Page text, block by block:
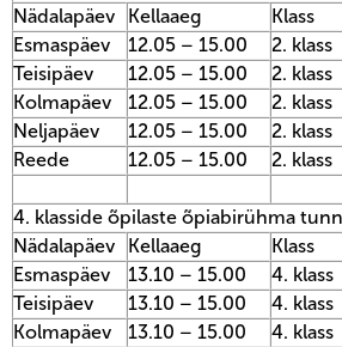
Nädalapäev
Kellaaeg Klass
Esmaspäev
12.05 – 15.00 2. klass
Teisipäev
12.05 – 15.00 2. klass
Kolmapäev
12.05 – 15.00 2. klass
Neljapäev
12.05 – 15.00 2. klass
Reede
12.05 – 15.00 2. klass
4. klasside õpilaste õpiabirühma
Nädalapäev
Kellaaeg Klass
Esmaspäev
13.10 – 15.00 4. klass
Teisipäev
13.10 – 15.00 4. klass
Kolmapäev
13.10 – 15.00 4. klass